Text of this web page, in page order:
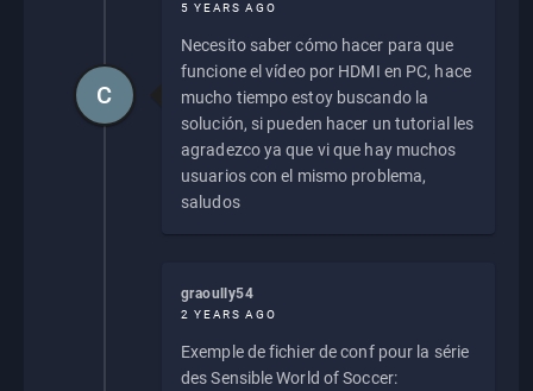
5 YEARS AGO
Necesito saber cómo hacer para que
funcione el vídeo por HDMI en PC, hace
mucho tiempo estoy buscando la
solución, si pueden hacer un tutorial les
agradezco ya que vi que hay muchos
usuarios con el mismo problema,
saludos
C
graoully54
2 YEARS AGO
Exemple de fichier de conf pour la série
des Sensible World of Soccer: